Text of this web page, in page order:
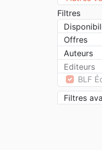
Filtres
Offres
Auteurs
Editeurs
BLF
Filtres